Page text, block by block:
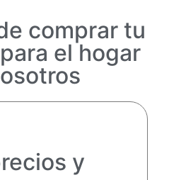
comprar tu
el hogar
y